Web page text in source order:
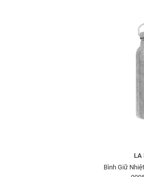
LA
Bình Giữ